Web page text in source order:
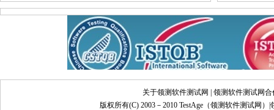
关于领测软件测试网 |领测软件测试网
版权所有(C) 2003－2010 TestAge（领测软件测试网 ）|